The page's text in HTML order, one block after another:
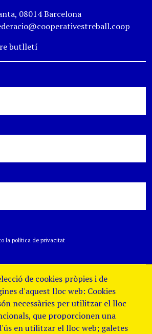
08014 Barcelona
butlletí
la política de privacitat
de cookies pròpies i de
d'aquest lloc web: Cookies
necessàries per utilitzar el lloc
que proporcionen una
en utilitzar el lloc web; galetes